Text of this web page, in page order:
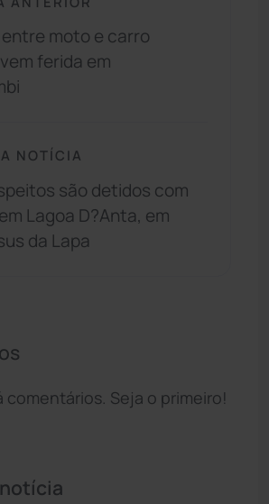
moto e carro
ferida em
NOTÍCIA
são detidos com
Lagoa D?Anta, em
da Lapa
comentários. Seja o primeiro!